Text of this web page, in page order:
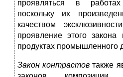
проявляться в
поскольку их
качеством
проявление этого
продуктах промышленного
Закон контрастовтакже